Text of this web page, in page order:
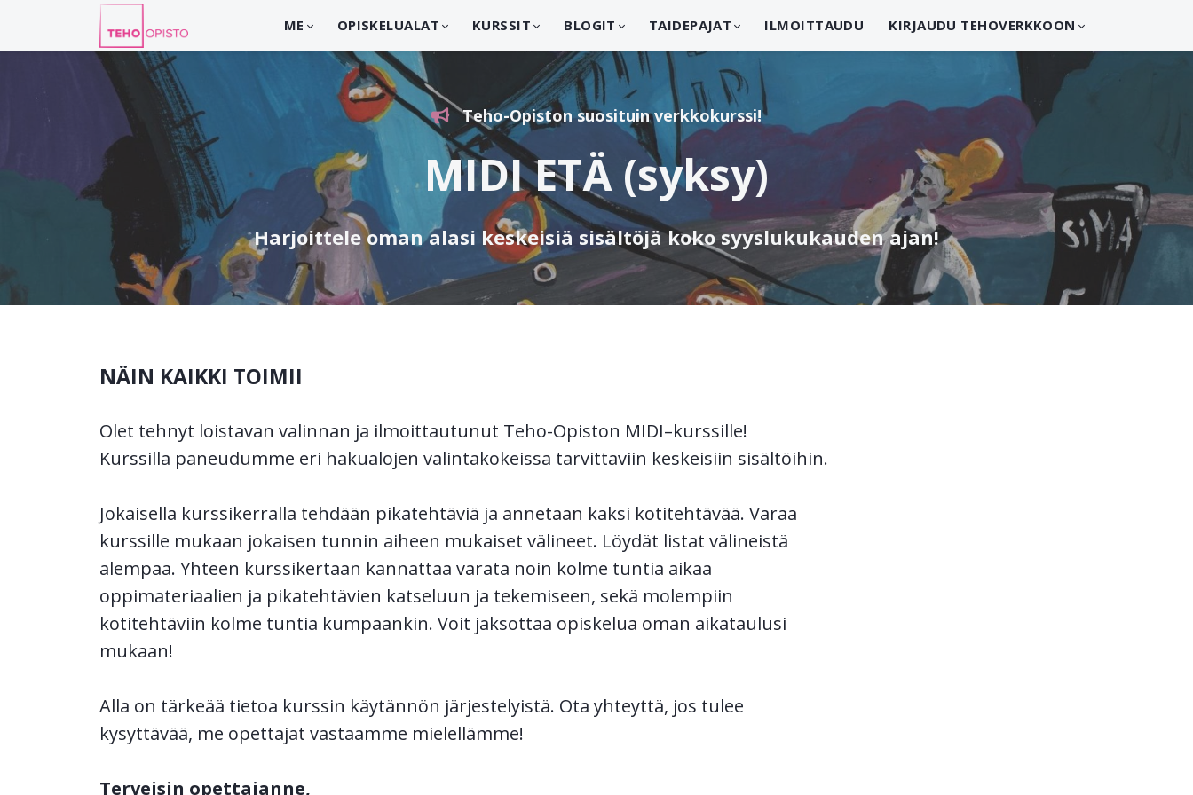
ME OPISKELUALAT KURSSIT BLOGIT TAIDEPAJAT ILMOITTAUDU KIRJAUDU TEHOVERKKOON
Teho-Opiston suosituin verkkokurssi!
MIDI ETÄ (syksy)
Harjoittele oman alasi keskeisiä sisältöjä koko syyslukukauden ajan!
NÄIN KAIKKI TOIMII
Olet tehnyt loistavan valinnan ja ilmoittautunut Teho-Opiston MIDI–kurssille!
Kurssilla paneudumme eri hakualojen valintakokeissa tarvittaviin keskeisiin sisältöihin.
Jokaisella kurssikerralla tehdään pikatehtäviä ja annetaan kaksi kotitehtävää. Varaa
kurssille mukaan jokaisen tunnin aiheen mukaiset välineet. Löydät listat välineistä
alempaa. Yhteen kurssikertaan kannattaa varata noin kolme tuntia aikaa
oppimateriaalien ja pikatehtävien katseluun ja tekemiseen, sekä molempiin
kotitehtäviin kolme tuntia kumpaankin. Voit jaksottaa opiskelua oman aikataulusi
mukaan!
Alla on tärkeää tietoa kurssin käytännön järjestelyistä. Ota yhteyttä, jos tulee
kysyttävää, me opettajat vastaamme mielellämme!
Terveisin opettajanne,